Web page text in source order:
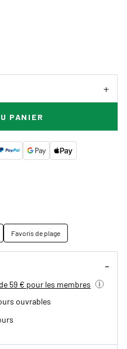
PANIER
Favoris de plage
59 € pour les membres
ouvrables